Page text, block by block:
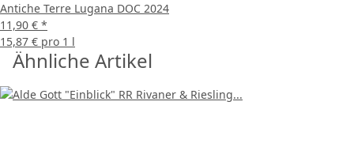
Antiche Terre Lugana DOC 2024
11,90 € *
15,87 € pro 1 l
Ähnliche Artikel